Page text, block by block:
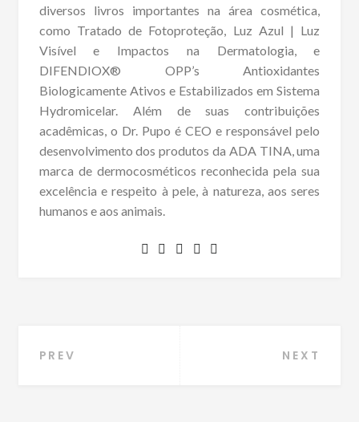
diversos livros importantes na área cosmética,
como Tratado de Fotoproteção, Luz Azul | Luz
Visível e Impactos na Dermatologia, e
DIFENDIOX® OPP’s Antioxidantes
Biologicamente Ativos e Estabilizados em Sistema
Hydromicelar. Além de suas contribuições
acadêmicas, o Dr. Pupo é CEO e responsável pelo
desenvolvimento dos produtos da ADA TINA, uma
marca de dermocosméticos reconhecida pela sua
excelência e respeito à pele, à natureza, aos seres
humanos e aos animais.
Navegação
PREV NEXT